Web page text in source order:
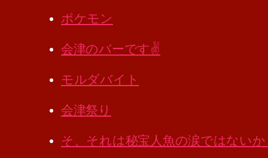
ポケモン
会津のバーです✌️
モルダバイト
会津祭り
そ、それは秘宝人魚の涙ではないか